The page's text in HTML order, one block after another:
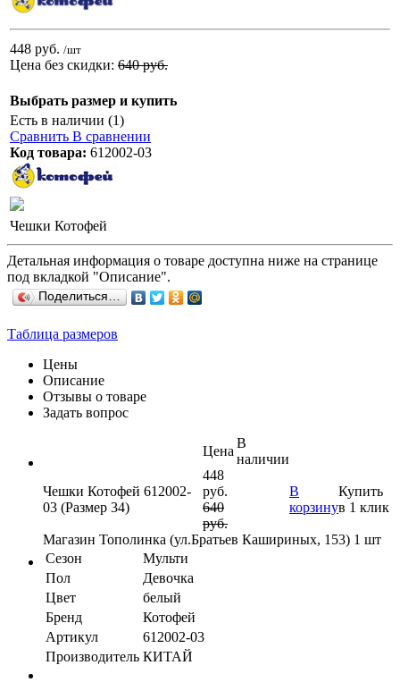
448 руб. /шт
Цена без скидки: 640 руб.
Выбрать размер и купить
Есть в наличии (1)
Сравнить В сравнении
Код товара: 612002-03
Чешки Котофей
Детальная информация о товаре доступна ниже на странице
под вкладкой "Описание".
Поделиться…
Таблица размеров
Цены
Описание
Отзывы о товаре
Задать вопрос
Цена
В
наличии
Чешки Котофей 612002-
03 (Размер 34)
448
руб.
640
руб.
В
корзину
Купить
в 1 клик
Магазин Тополинка (ул.Братьев Кашириных, 153) 1 шт
Сезон
Мульти
Пол
Девочка
Цвет
белый
Бренд
Котофей
Артикул
612002-03
Производитель КИТАЙ